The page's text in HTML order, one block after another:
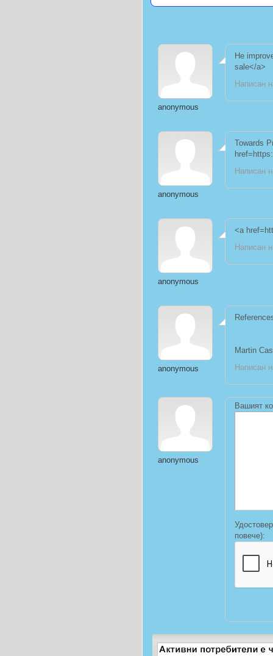
anonymous
He
sale</a>
Написан
anonymous
Towards
Написан
anonymous
<a
Написан
anonymous
Martin
Написан
anonymous
Вашият
повече):